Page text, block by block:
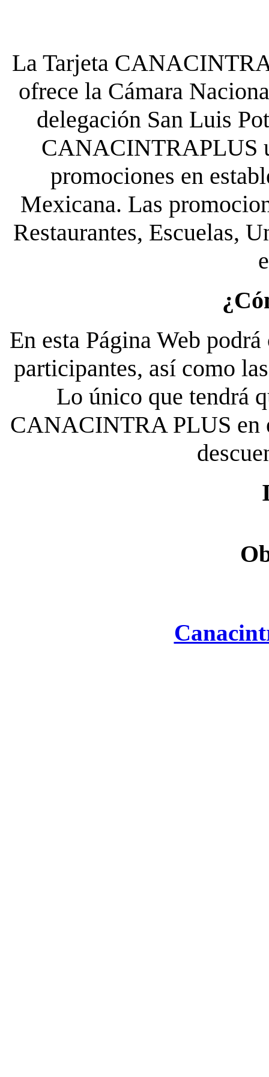
La Tarjeta
ofrece la Cámara
delegación San Luis
CANACINTRAPLUS
promociones en
Mexicana. Las
Restaurantes, Escuelas,
En esta Página Web
participantes, así como
Lo único que tendrá
CANACINTRA PLUS en